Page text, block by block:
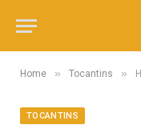
Home » Tocantins »
TOCANTINS